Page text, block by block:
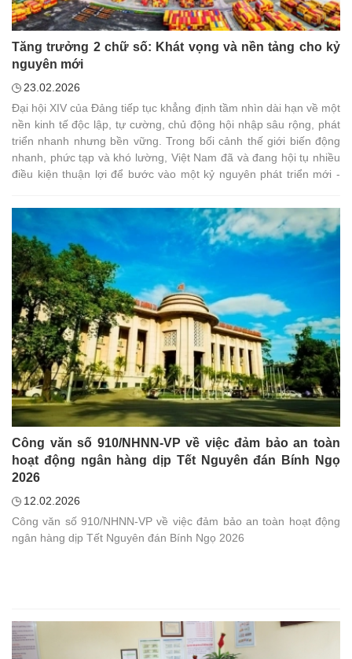
Tăng trưởng 2 chữ số: Khát vọng và nền tảng cho kỷ
nguyên mới
23.02.2026
Đại hội XIV của Đảng tiếp tục khẳng định tầm nhìn dài hạn về một
nền kinh tế độc lập, tự cường, chủ động hội nhập sâu rộng, phát
triển nhanh nhưng bền vững. Trong bối cảnh thế giới biến động
nhanh, phức tạp và khó lường, Việt Nam đã và đang hội tụ nhiều
điều kiện thuận lợi để bước vào một kỷ nguyên phát triển mới -
trưởng bền vững và hiệu quả.
Công văn số 910/NHNN-VP về việc đảm bảo an toàn
hoạt động ngân hàng dịp Tết Nguyên đán Bính Ngọ
2026
12.02.2026
Công văn số 910/NHNN-VP về việc đảm bảo an toàn hoạt động
ngân hàng dịp Tết Nguyên đán Bính Ngọ 2026